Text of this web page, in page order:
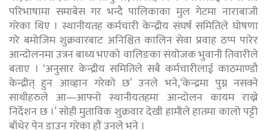
परिभाषामा समाबेस गर भन्दै पालिकाका मुल गेटमा नाराबाजी
गरेका थिए । स्थानीयतह कर्मचारी केन्द्रीय संघर्ष समितिले घोषणा
गरे बमोजिम शुक्रवारबाट अनिश्चित कालिन सेवा प्रवाह ठप्प पारेर
आन्दोलनमा उत्रन बाध्य भएको वालिङका संयोजक भुवानी तिवारीले
बताए । ‘अनुसार केन्द्रीय समितिले सबै कर्मचारीलाई काठमाण्डौ
केन्द्रीत् हुन आव्ह्रान गरेको छ’ उनले भने,‘केन्द्रमा पुग्न नसक्ने
साथीहरुले आ—आफ्नो स्थानीयतहमा आन्दोलन कायम राख्ने
निर्देशन छ ।’ सोही मुताविक शुक्रवार देखी हामीले हातमा कालो पट्टी
बाँधेर पेन डाउन गरेका हौं उनले भने ।